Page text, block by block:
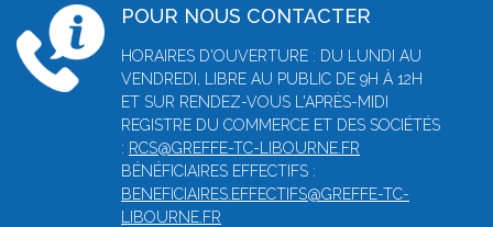
POUR NOUS CONTACTER
HORAIRES D'OUVERTURE : DU LUNDI AU
VENDREDI, LIBRE AU PUBLIC DE 9H À 12H
ET SUR RENDEZ-VOUS L'APRÈS-MIDI
REGISTRE DU COMMERCE ET DES SOCIÉTÉS
: RCS@GREFFE-TC-LIBOURNE.FR
BÉNÉFICIAIRES EFFECTIFS :
BENEFICIAIRES.EFFECTIFS@GREFFE-TC-
LIBOURNE.FR